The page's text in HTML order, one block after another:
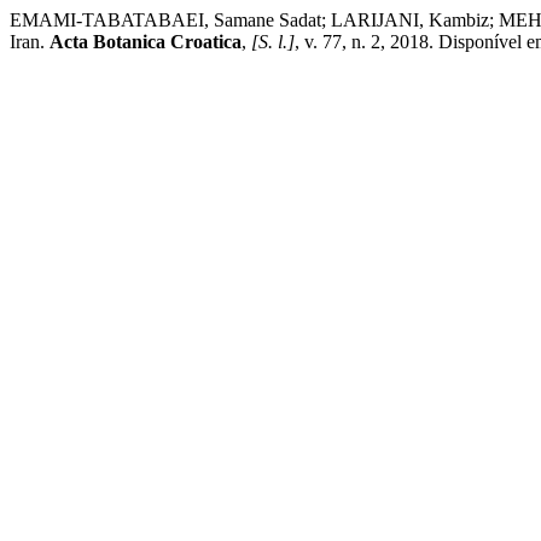
EMAMI-TABATABAEI, Samane Sadat; LARIJANI, Kambiz;
Iran. Acta Botanica Croatica, [S. l.], v. 77, n. 2, 2018. Disponível